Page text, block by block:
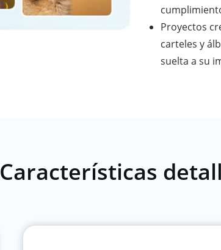
Proyectos
carteles y
suelta a su
Características